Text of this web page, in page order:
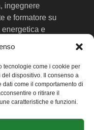
tecnologie come i cookie per
dispositivo. Il consenso a
come il comportamento di
o ritirare il
caratteristiche e funzioni.
ingegnere
e formatore su
e